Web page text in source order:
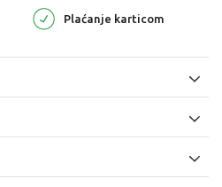
Plaćanje karticom